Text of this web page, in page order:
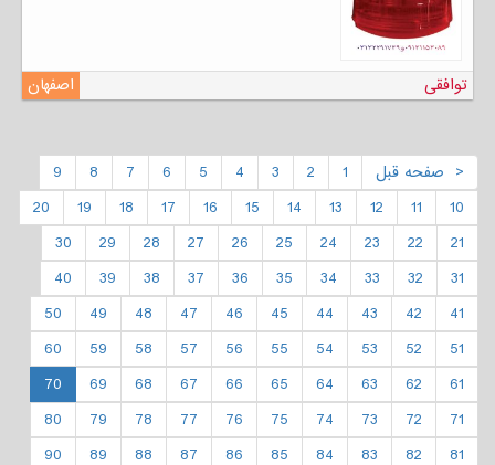
اصفهان توافقی
< صفحه قبل 1
2
3
4
5
6
7
8
9
10
11
12
13
14
15
16
17
18
19
20
21
22
23
24
25
26
27
28
29
30
31
32
33
34
35
36
37
38
39
40
41
42
43
44
45
46
47
48
49
50
51
52
53
54
55
56
57
58
59
60
61
62
63
64
65
66
67
68
69
70
71
72
73
74
75
76
77
78
79
80
81
82
83
84
85
86
87
88
89
90